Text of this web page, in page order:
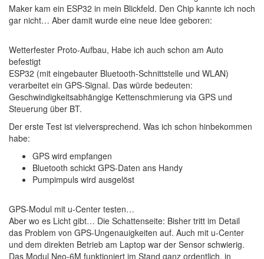
Maker kam ein ESP32 in mein Blickfeld. Den Chip kannte ich noch
gar nicht… Aber damit wurde eine neue Idee geboren:
Wetterfester Proto-Aufbau, Habe ich auch schon am Auto
befestigt
ESP32 (mit eingebauter Bluetooth-Schnittstelle und WLAN)
verarbeitet ein GPS-Signal. Das würde bedeuten:
Geschwindigkeitsabhängige Kettenschmierung via GPS und
Steuerung über BT.
Der erste Test ist vielversprechend. Was ich schon hinbekommen
habe:
GPS wird empfangen
Bluetooth schickt GPS-Daten ans Handy
Pumpimpuls wird ausgelöst
GPS-Modul mit u-Center testen…
Aber wo es Licht gibt… Die Schattenseite: Bisher tritt im Detail
das Problem von GPS-Ungenauigkeiten auf. Auch mit u-Center
und dem direkten Betrieb am Laptop war der Sensor schwierig.
Das Modul Neo-6M funktioniert im Stand ganz ordentlich, in